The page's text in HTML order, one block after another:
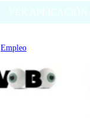
Empleo